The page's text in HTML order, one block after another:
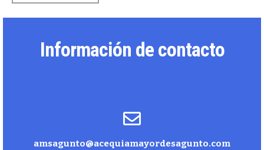
Información de contacto
amsagunto@acequiamayordesagunto.com